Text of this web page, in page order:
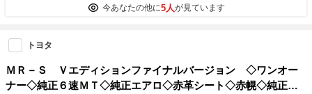
今あなたの他に5人が見ています
トヨタ
ＭＲ－Ｓ Ｖエディションファイナルバージョン ◇ワンオー
ナー◇純正６速ＭＴ◇純正エアロ◇赤革シート◇赤幌◇純正Ｆ